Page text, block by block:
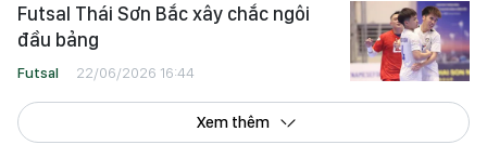
Futsal Thái Sơn Bắc xây chắc ngôi
đầu bảng
Futsal 22/06/2026 16:44
Xem thêm